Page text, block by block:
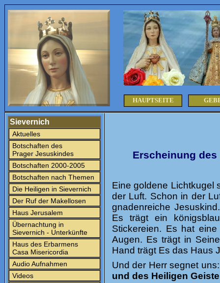
HAUPTSEITE
Sievernich
Aktuelles
Botschaften des
Prager Jesuskindes
Botschaften 2000-2005
Botschaften nach Themen
Die Heiligen in Sievernich
Der Ruf der Makellosen
Haus Jerusalem
Übernachtung in
Sievernich - Unterkünfte
Haus des Erbarmens
Casa Misericordia
Audio Aufnahmen
Videos
Erscheinung
Eine goldene Lichtkugel
der Luft. Schon in der
gnadenreiche
Es trägt ein
Stickereien. Es hat
Augen. Es trägt in
Hand trägt Es das Haus
Und der Herr segnet
und des Heiligen